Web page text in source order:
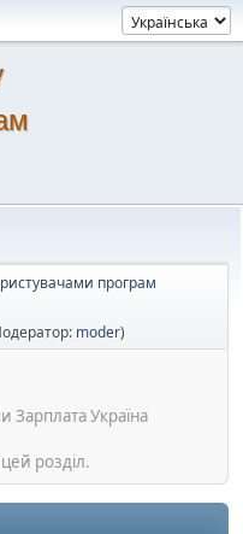
програм
moder)
Зарплата Україна
розділ.